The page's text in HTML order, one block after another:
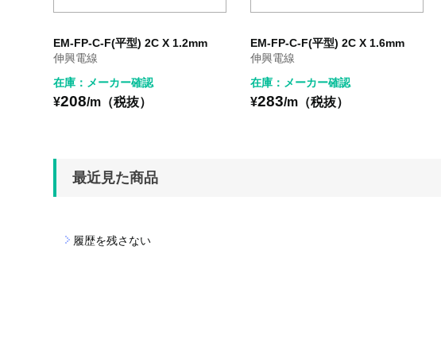
EM-FP-C-F(平型) 2C X 1.2mm
伸興電線
在庫：メーカー確認
¥208/m（税抜）
EM-FP-C-F(平型) 2C X 1.6mm
伸興電線
在庫：メーカー確認
¥283/m（税抜）
最近見た商品
履歴を残さない